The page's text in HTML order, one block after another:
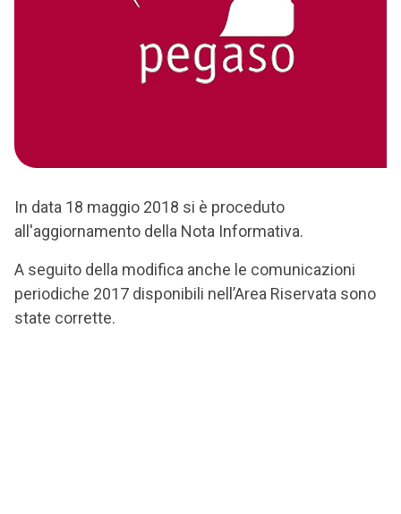
In data 18 maggio 2018 si è proceduto
all'aggiornamento della Nota Informativa.
A seguito della modifica anche le comunicazioni
periodiche 2017 disponibili nell’Area Riservata sono
state corrette.